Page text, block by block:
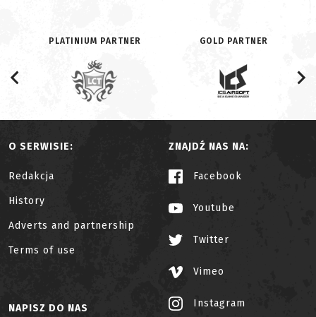
PLATINIUM PARTNER GOLD PARTNER
O SERWISIE:
Redakcja
History
Adverts and partnership
Terms of use
ZNAJDŹ NAS NA:
Facebook
Youtube
Twitter
Vimeo
Instagram
NAPISZ DO NAS